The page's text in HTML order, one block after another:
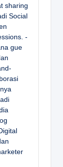
sharing
Social
-
gue